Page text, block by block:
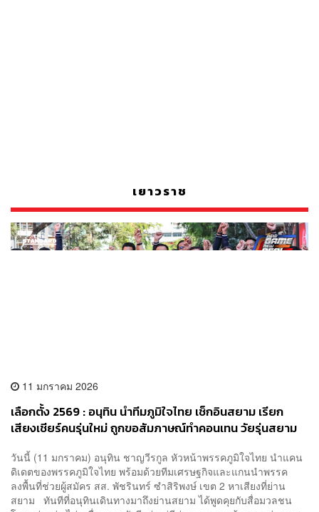
เยาวราช
11 มกราคม 2026
เลือกตั้ง 2569 : อนุทิน นำทีมภูมิใจไทย เช็กอินสยาม เรียก
เสียงเชียร์คนรุ่นใหม่ ถูกขอสัมภาษณ์ทำคอนเทน วัยรุ่นสยาม
วันนี้ (11 มกราคม) อนุทิน ชาญวีรกูล หัวหน้าพรรคภูมิใจไทย นำแคน
ดิเดตของพรรคภูมิใจไทย พร้อมด้วยทีมเศรษฐกิจและแกนนำพรรค
ลงพื้นที่ช่วยผู้สมัคร สส. พัชรินทร์ ซำสิริพงษ์ เขต 2 หาเสียงที่ย่าน
สยาม ทันทีที่อนุทินเดินทางมาถึงย่านสยาม ได้พูดคุยกับสื่อมวลชน